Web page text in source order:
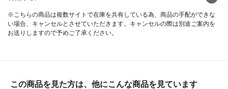
※こちらの商品は複数サイトで在庫を共有している為、商品の手配ができな
い場合、キャンセルとさせていただきます。キャンセルの際は別途ご案内を
お送りしますので予めご了承ください。
この商品を見た方は、他にこんな商品を見ています